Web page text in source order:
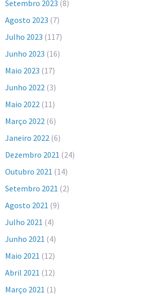
Setembro 2023 (8)
Agosto 2023 (7)
Julho 2023 (117)
Junho 2023 (16)
Maio 2023 (17)
Junho 2022 (3)
Maio 2022 (11)
Março 2022 (6)
Janeiro 2022 (6)
Dezembro 2021 (24)
Outubro 2021 (14)
Setembro 2021 (2)
Agosto 2021 (9)
Julho 2021 (4)
Junho 2021 (4)
Maio 2021 (12)
Abril 2021 (12)
Março 2021 (1)